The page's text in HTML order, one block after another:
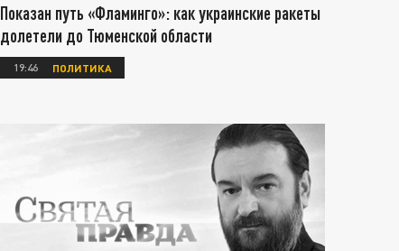
Показан путь «Фламинго»: как украинские ракеты
долетели до Тюменской области
19:46 ПОЛИТИКА